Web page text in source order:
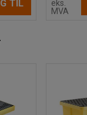
TIL
eks.
MVA